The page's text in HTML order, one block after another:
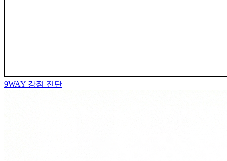
9WAY 강점 진단